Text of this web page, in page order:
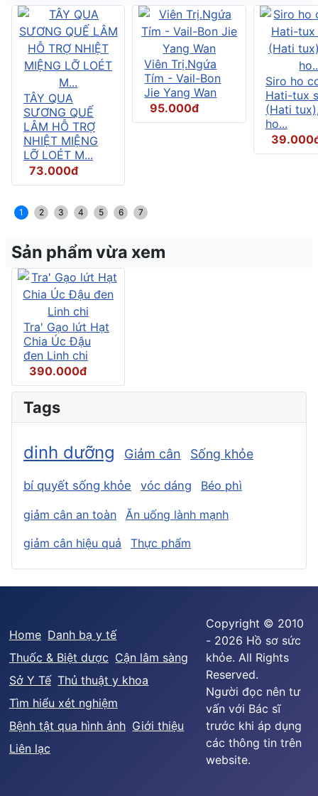
TÂY QUA
SƯƠNG QUẾ
LÂM HỖ TRỢ
NHIỆT MIỆNG
LỠ LOÉT M...
73.000đ
Viên Trị.Ngứa
Tím - Vail-Bon
Jie Yang Wan
95.000đ
Siro ho
Hati-tux
(Hati
ho...
1 2 3 4 5 6 7
Sản phẩm vừa xem
Tra' Gạo lứt Hạt
Chia Úc Đậu
đen Linh chi
390.000đ
Tags
dinh dưỡng Giảm cân Sống khỏe
bí quyết sống khỏe vóc dáng Béo phì
giảm cân an toàn
Ăn uống lành mạnh
giảm cân hiệu quả
Thực phẩm
Home Danh bạ y tế
Thuốc & Biệt dược Cận lâm sàng
Sở Y Tế Thủ thuật y khoa
Tìm hiểu xét nghiệm
Bệnh tật qua hình ảnh Giới thiệu
Liên lạc
Copyright © 2010
- 2026 Hồ sơ sức
khỏe. All Rights
Reserved.
Người đọc nên tư
vấn với Bác sĩ
trước khi áp dụng
các thông tin trên
website.